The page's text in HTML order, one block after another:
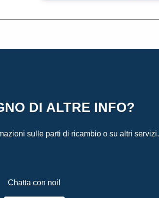
DI ALTRE INFO?
sulle parti di ricambio o su altri servizi.
Chatta con noi!